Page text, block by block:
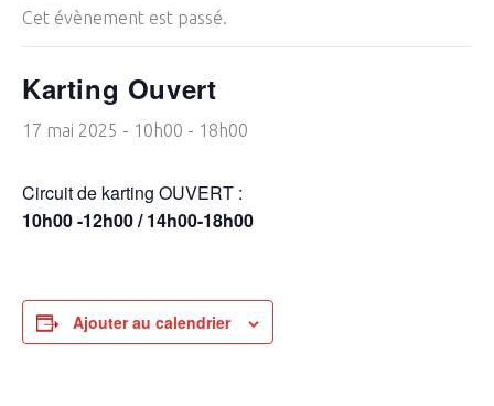
Cet évènement est passé.
Karting Ouvert
17 mai 2025 - 10h00 - 18h00
Circuit de karting OUVERT :
10h00 -12h00 / 14h00-18h00
Ajouter au calendrier